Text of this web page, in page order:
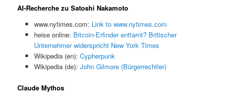
AI-Recherche zu Satoshi Nakamoto
www.nytimes.com: Link to www.nytimes.com
heise online: Bitcoin-Erfinder enttarnt? Britischer
Unternehmer widerspricht New York Times
Wikipedia (en): Cypherpunk
Wikipedia (de): John Gilmore (Bürgerrechtler)
Claude Mythos